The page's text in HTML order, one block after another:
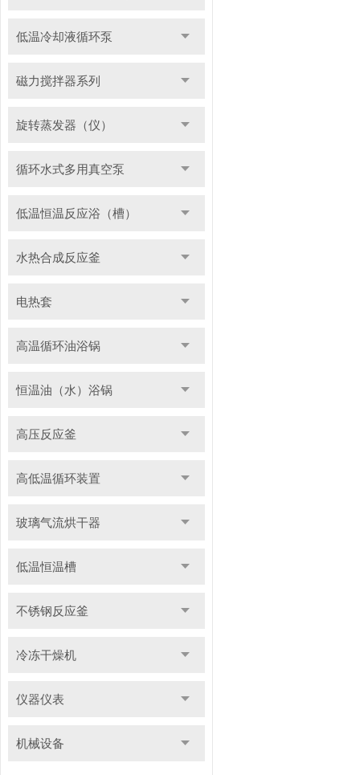
低温冷却液循环泵
磁力搅拌器系列
旋转蒸发器（仪）
循环水式多用真空泵
低温恒温反应浴（槽）
水热合成反应釜
电热套
高温循环油浴锅
恒温油（水）浴锅
高压反应釜
高低温循环装置
玻璃气流烘干器
低温恒温槽
不锈钢反应釜
冷冻干燥机
仪器仪表
机械设备